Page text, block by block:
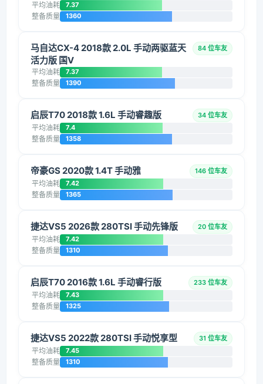
平均油耗 7.37
整备质量 1360
马自达CX-4 2018款 2.0L 手动两驱蓝天
活力版 国V
84 位车友
平均油耗 7.37
整备质量 1390
启辰T70 2018款 1.6L 手动睿趣版 34 位车友
平均油耗 7.4
整备质量 1358
帝豪GS 2020款 1.4T 手动雅 146 位车友
平均油耗 7.42
整备质量 1365
捷达VS5 2026款 280TSI 手动先锋版 20 位车友
平均油耗 7.42
整备质量 1310
启辰T70 2016款 1.6L 手动睿行版 233 位车友
平均油耗 7.43
整备质量 1325
捷达VS5 2022款 280TSI 手动悦享型 31 位车友
平均油耗 7.45
整备质量 1310